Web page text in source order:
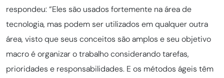
respondeu: “Eles são usados fortemente na área de
tecnologia, mas podem ser utilizados em qualquer outra
área, visto que seus conceitos são amplos e seu objetivo
macro é organizar o trabalho considerando tarefas,
prioridades e responsabilidades. E os métodos ágeis têm